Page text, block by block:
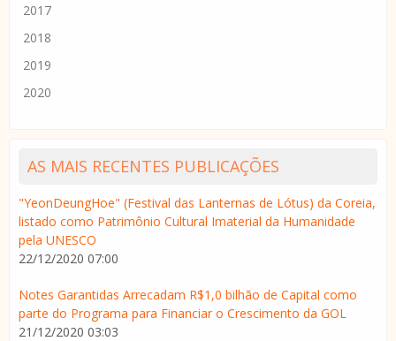
2017
2018
2019
2020
AS MAIS RECENTES PUBLICAÇÕES
"YeonDeungHoe" (Festival das Lanternas de Lótus) da Coreia,
listado como Patrimônio Cultural Imaterial da Humanidade
pela UNESCO
22/12/2020 07:00
Notes Garantidas Arrecadam R$1,0 bilhão de Capital como
parte do Programa para Financiar o Crescimento da GOL
21/12/2020 03:03